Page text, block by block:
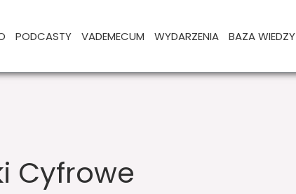
PODCASTY VADEMECUM WYDARZENIA BAZA WIEDZY
Cyfrowe